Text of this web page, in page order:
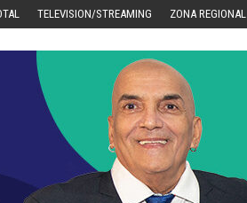
TELEVISION/STREAMING ZONA REGIONAL